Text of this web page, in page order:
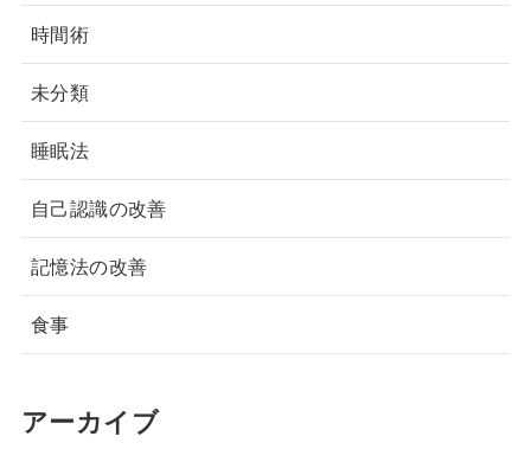
時間術
未分類
睡眠法
自己認識の改善
記憶法の改善
食事
アーカイブ